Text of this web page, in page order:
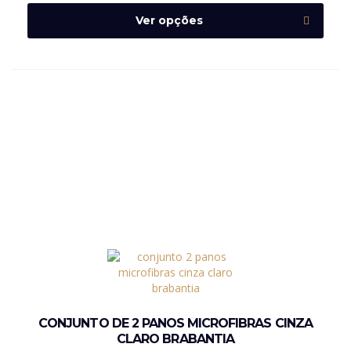
Ver opções
CONJUNTO DE 2 PANOS MICROFIBRAS CINZA
CLARO BRABANTIA